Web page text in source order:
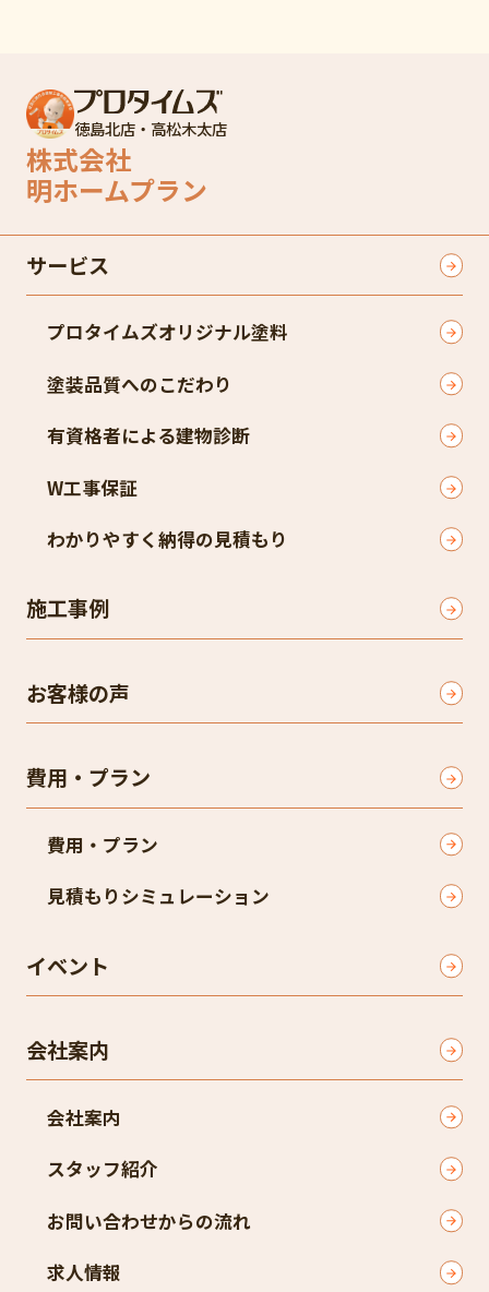
徳島北店・高松木太店
株式会社
明ホームプラン
サービス
プロタイムズオリジナル塗料
塗装品質へのこだわり
有資格者による建物診断
W工事保証
わかりやすく納得の見積もり
施工事例
お客様の声
費用・プラン
費用・プラン
見積もりシミュレーション
イベント
会社案内
会社案内
スタッフ紹介
お問い合わせからの流れ
求人情報